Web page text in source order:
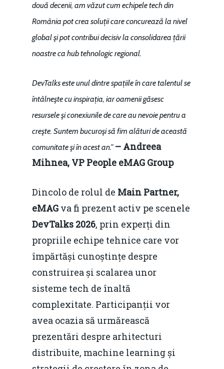
două decenii, am văzut cum echipele tech din
România pot crea soluții care concurează la nivel
global şi pot contribui decisiv la consolidarea țării
noastre ca hub tehnologic regional.
DevTalks este unul dintre spațiile în care talentul se
întâlneşte cu inspirația, iar oamenii găsesc
resursele şi conexiunile de care au nevoie pentru a
creşte. Suntem bucuroşi să fim alături de această
comunitate şi în acest an.” – Andreea
Mihnea, VP People eMAG Group
Dincolo de rolul de Main Partner,
eMAG va fi prezent activ pe scenele
DevTalks 2026, prin experți din
propriile echipe tehnice care vor
împărtăși cunoștințe despre
construirea și scalarea unor
sisteme tech de înaltă
complexitate. Participanții vor
avea ocazia să urmărească
prezentări despre arhitecturi
distribuite, machine learning și